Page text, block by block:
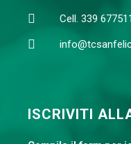
Cell. 339
ISCRIVITI